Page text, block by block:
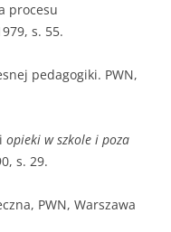
procesu
s. 55.
pedagogiki. PWN,
i opieki w szkole i poza
s. 29.
PWN, Warszawa